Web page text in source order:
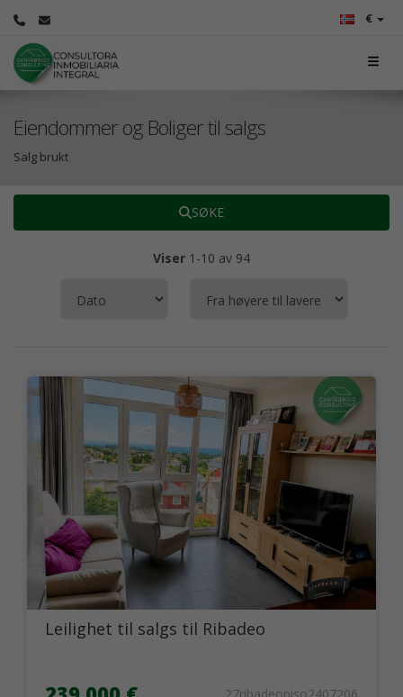
€
Eiendommer og Boliger til salgs
Salg brukt
SØKE
Viser 1-10 av 94
Leilighet til salgs til Ribadeo
27ribadeopiso2407206